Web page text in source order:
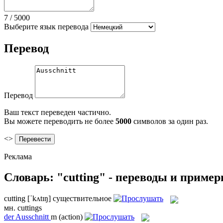
7 / 5000
Выберите язык перевода
Перевод
Перевод
Ваш текст переведен частично.
Вы можете переводить не более 5000 символов за один раз.
<>
Реклама
Словарь: "cutting" - переводы и
cutting [ˈkʌtɪŋ] существительное
мн. cuttings
derAusschnitt m (action)